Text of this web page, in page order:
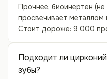
Прочнее, биоинертен (не
просвечивает металлом
Стоит дороже: 9 000
Подходит ли
зубы?